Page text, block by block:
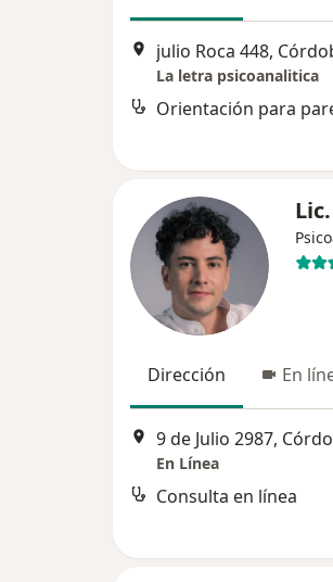
julio Roca 448,
La letra psicoanalitica
Orientación para
Dirección En
9 de Julio 2987,
En Línea
Consulta en línea